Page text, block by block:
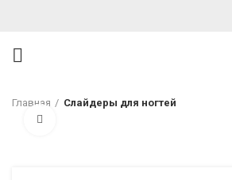
Главная
Слайдеры для ногтей